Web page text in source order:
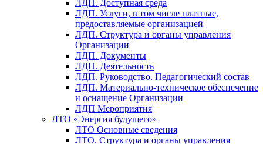
ЛДП. Доступная среда
ЛДП. Услуги, в том числе платные,
предоставляемые организацией
ЛДП. Структура и органы управления
Организации
ЛДП. Документы
ЛДП. Деятельность
ЛДП. Руководство. Педагогический состав
ЛДП. Материально-техническое обеспечение
и оснащение Организации
ЛДП Мероприятия
ЛТО «Энергия будущего»
ЛТО Основные сведения
ЛТО. Структура и органы управления